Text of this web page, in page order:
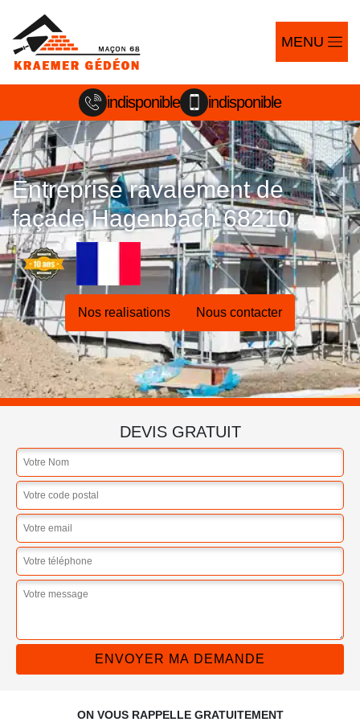
MENU
indisponible indisponible
Entreprise ravalement de
façade Hagenbach 68210
Nos realisations Nous contacter
DEVIS GRATUIT
ON VOUS RAPPELLE GRATUITEMENT